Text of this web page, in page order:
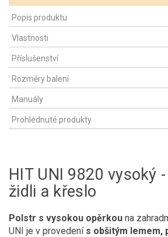
Popis produktu
Vlastnosti
Příslušenství
Rozměry balení
Manuály
Prohlédnuté produkty
HIT UNI 9820 vysoký
židli a křeslo
Polstr s vysokou opěrkou na
UNI je v provedenís obšitým lemem,